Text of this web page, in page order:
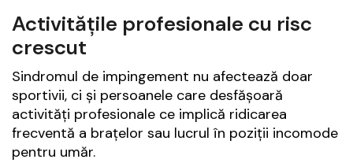
Activitățile profesionale cu risc
crescut
Sindromul de impingement nu afectează doar
sportivii, ci și persoanele care desfășoară
activități profesionale ce implică ridicarea
frecventă a brațelor sau lucrul în poziții incomode
pentru umăr.